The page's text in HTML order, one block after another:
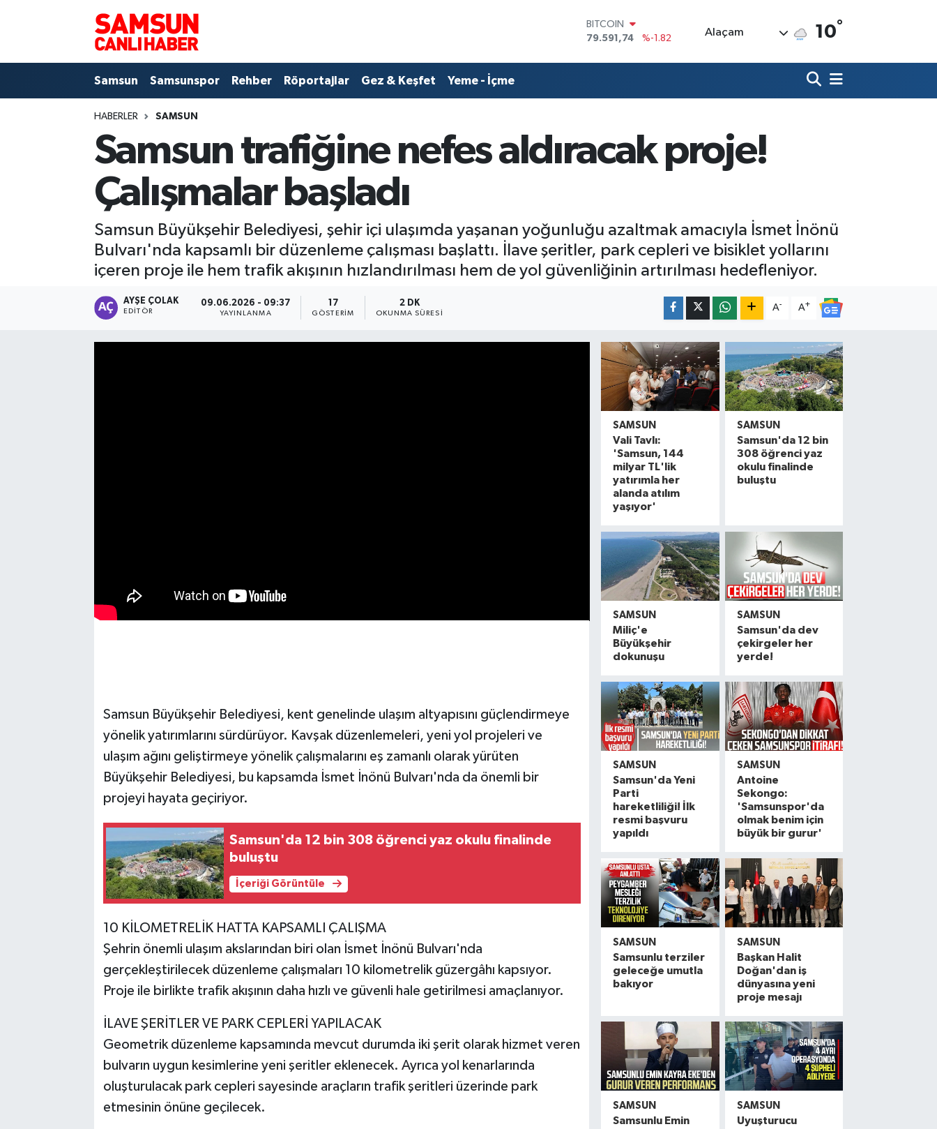
79.591,74
DOLAR
STERLİN
6862,09000
%0.19
BİST100
Alaçam 10°
Samsun Samsunspor Rehber Röportajlar Gez & Keşfet Yeme - İçme
HABERLER SAMSUN
Samsun trafiğine nefes aldıracak proje!
Çalışmalar başladı
Samsun Büyükşehir Belediyesi, şehir içi ulaşımda yaşanan yoğunluğu azaltmak amacıyla İsmet İnönü
Bulvarı'nda kapsamlı bir düzenleme çalışması başlattı. İlave şeritler, park cepleri ve bisiklet yollarını
içeren proje ile hem trafik akışının hızlandırılması hem de yol güvenliğinin artırılması hedefleniyor.
AYŞE ÇOLAK
EDITÖR
09.06.2026 - 09:37
YAYINLANMA
17
GÖSTERIM
2 DK
OKUNMA SÜRESI
A- A+
Samsun Büyükşehir Belediyesi, kent genelinde ulaşım altyapısını güçlendirmeye
yönelik yatırımlarını sürdürüyor. Kavşak düzenlemeleri, yeni yol projeleri ve
ulaşım ağını geliştirmeye yönelik çalışmalarını eş zamanlı olarak yürüten
Büyükşehir Belediyesi, bu kapsamda İsmet İnönü Bulvarı'nda da önemli bir
projeyi hayata geçiriyor.
Samsun'da 12 bin 308 öğrenci yaz okulu finalinde
buluştu
İçeriği Görüntüle
10 KİLOMETRELİK HATTA KAPSAMLI ÇALIŞMA
Şehrin önemli ulaşım akslarından biri olan İsmet İnönü Bulvarı'nda
gerçekleştirilecek düzenleme çalışmaları 10 kilometrelik güzergâhı kapsıyor.
Proje ile birlikte trafik akışının daha hızlı ve güvenli hale getirilmesi amaçlanıyor.
İLAVE ŞERİTLER VE PARK CEPLERİ YAPILACAK
Geometrik düzenleme kapsamında mevcut durumda iki şerit olarak hizmet veren
bulvarın uygun kesimlerine yeni şeritler eklenecek. Ayrıca yol kenarlarında
oluşturulacak park cepleri sayesinde araçların trafik şeritleri üzerinde park
etmesinin önüne geçilecek.
SAMSUN
Vali Tavlı:
'Samsun, 144
milyar TL'lik
yatırımla her
alanda atılım
yaşıyor'
SAMSUN
Samsun'da 12 bin
308 öğrenci yaz
okulu finalinde
buluştu
SAMSUN
Miliç'e
Büyükşehir
dokunuşu
SAMSUN
Samsun'da dev
çekirgeler her
yerde!
SAMSUN
Samsun'da Yeni
Parti
hareketliliği! İlk
resmi başvuru
yapıldı
SAMSUN
Antoine
Sekongo:
'Samsunspor'da
olmak benim için
büyük bir gurur'
SAMSUN
Samsunlu terziler
geleceğe umutla
bakıyor
SAMSUN
Başkan Halit
Doğan'dan iş
dünyasına yeni
proje mesajı
SAMSUN
Samsunlu Emin
SAMSUN
Uyuşturucu
Samsunspor
Samsun Nöbetçi Eczaneler
Samsun Hava Durumu
Samsun Trafik Yoğunluk Haritası
Süper Lig Puan Durumu ve Fikstür
Tüm Manşetler
Son Dakika Haberleri
Haber Arşivi